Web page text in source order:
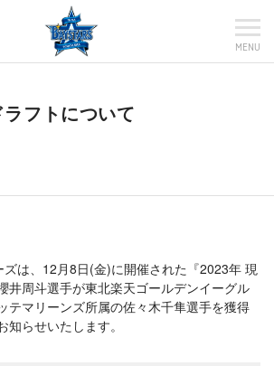
MENU
フトについて
は、12月8日(金)に開催された『2023年 現
井周斗選手が東北楽天ゴールデンイーグル
テマリーンズ所属の佐々木千隼選手を獲得
らせいたします。